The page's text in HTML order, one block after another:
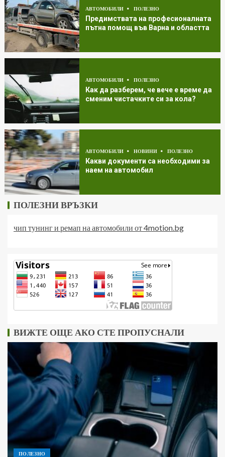
АВТОМОБИЛИ ПОЛЕЗНО
Предимствата на професионалната
пътна помощ във Варна и областта
АВТОМОБИЛИ ПОЛЕЗНО
Как да разберем, че вече е време да
сменим чистачките си за кола?
АВТОМОБИЛИ НОВИНИ ПОЛЕЗНО
Какви документи са необходими за
наем на автомобил
ПОЛЕЗНИ ВРЪЗКИ
чип тунинг и ремап на автомобили от 4motion.bg
ВИЖТЕ ОЩЕ АКО СТЕ ПРОПУСНАЛИ
ПОЛЕЗНО